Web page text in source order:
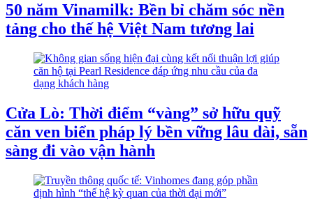
50 năm Vinamilk: Bền bỉ chăm sóc nền
tảng cho thế hệ Việt Nam tương lai
Cửa Lò: Thời điểm “vàng” sở hữu quỹ
căn ven biển pháp lý bền vững lâu dài, sẵn
sàng đi vào vận hành